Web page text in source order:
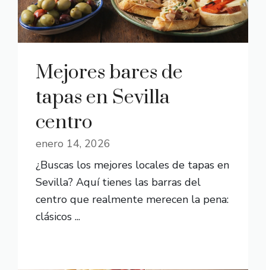
Mejores bares de
tapas en Sevilla
centro
enero 14, 2026
¿Buscas los mejores locales de tapas en
Sevilla? Aquí tienes las barras del
centro que realmente merecen la pena:
clásicos ...